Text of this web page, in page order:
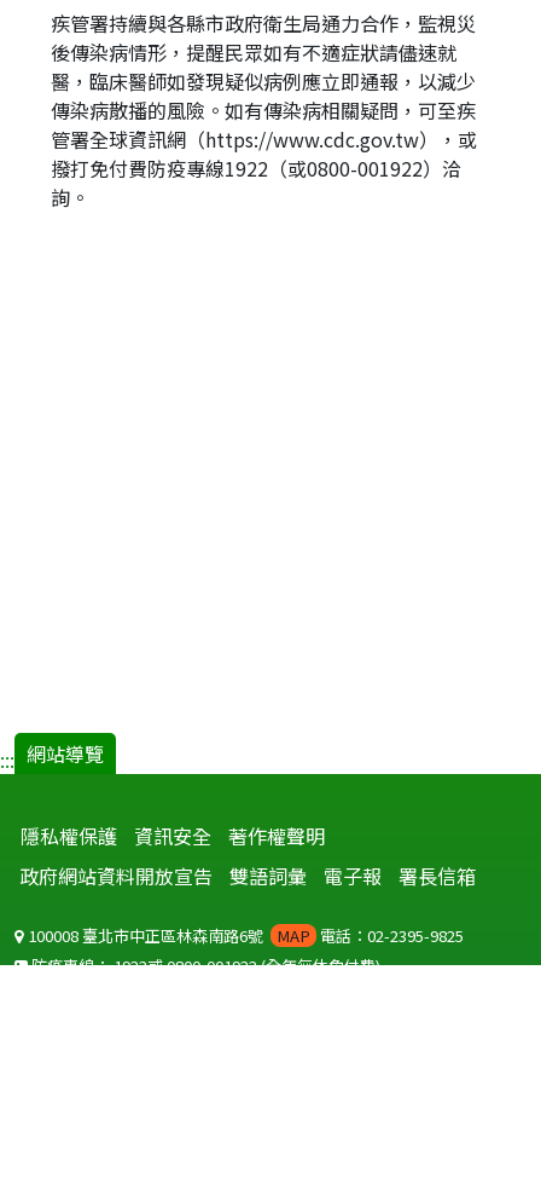
疾管署持續與各縣市政府衛生局通力合作，監視災
後傳染病情形，提醒民眾如有不適症狀請儘速就
醫，臨床醫師如發現疑似病例應立即通報，以減少
傳染病散播的風險。如有傳染病相關疑問，可至疾
管署全球資訊網（https://www.cdc.gov.tw），或
撥打免付費防疫專線1922（或0800-001922）洽
詢。
::: 網站導覽
隱私權保護 資訊安全 著作權聲明
政府網站資料開放宣告
雙語詞彙 電子報 署長信箱
100008 臺北市中正區林森南路6號 MAP 電話：02-2395-9825
防疫專線：1922或0800-001922(全年無休免付費)